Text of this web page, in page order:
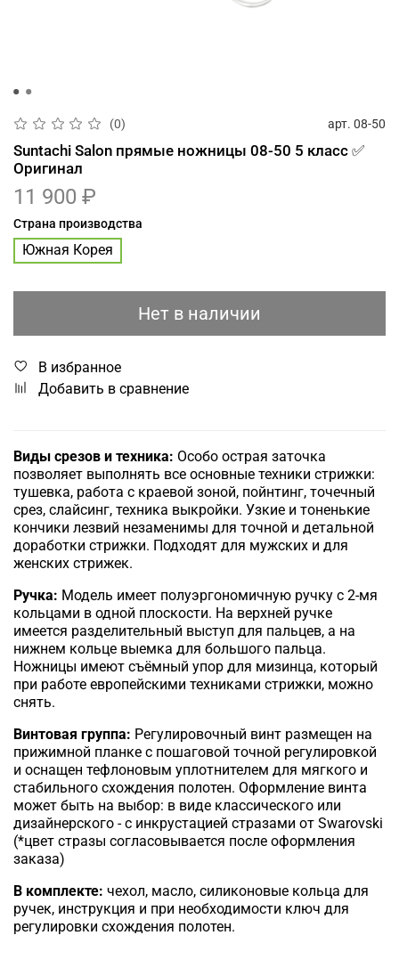
(0) арт. 08-50
Suntachi Salon прямые ножницы 08-50 5 класс ✅
Оригинал
11 900 ₽
Страна производства
Южная Корея
Нет в наличии
В избранное
Добавить в сравнение
Виды срезов и техника: Особо острая заточка
позволяет выполнять все основные техники стрижки:
тушевка, работа с краевой зоной, пойнтинг, точечный
срез, слайсинг, техника выкройки. Узкие и тоненькие
кончики лезвий незаменимы для точной и детальной
доработки стрижки. Подходят для мужских и для
женских стрижек.
Ручка: Модель имеет полуэргономичную ручку с 2-мя
кольцами в одной плоскости. На верхней ручке
имеется разделительный выступ для пальцев, а на
нижнем кольце выемка для большого пальца.
Ножницы имеют съёмный упор для мизинца, который
при работе европейскими техниками стрижки, можно
снять.
Винтовая группа: Регулировочный винт размещен на
прижимной планке с пошаговой точной регулировкой
и оснащен тефлоновым уплотнителем для мягкого и
стабильного схождения полотен. Оформление винта
может быть на выбор: в виде классического или
дизайнерского - с инкрустацией стразами от Swarovski
(*цвет стразы согласовывается после оформления
заказа)
В комплекте: чехол, масло, силиконовые кольца для
ручек, инструкция и при необходимости ключ для
регулировки схождения полотен.